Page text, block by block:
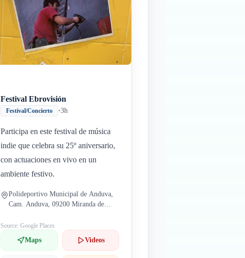
Festival Ebrovisión
Festival/Concierto •3h
Participa en este festival de música
indie que celebra su 25º aniversario,
con actuaciones en vivo en un
ambiente festivo.
Polideportivo Municipal de Anduva,
Cam. Anduva, 09200 Miranda de
Source: Google Places
Maps Videos